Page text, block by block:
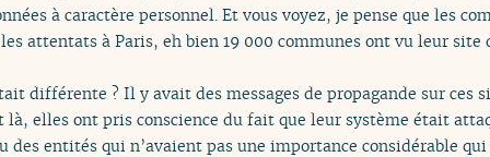
à caractère personnel. Et vous voyez, je pense que les
attentats à Paris, eh bien 19 000 communes ont vu leur site
différente ? Il y avait des messages de propagande sur ces
là, elles ont pris conscience du fait que leur système était
des entités qui n’avaient pas une importance considérable